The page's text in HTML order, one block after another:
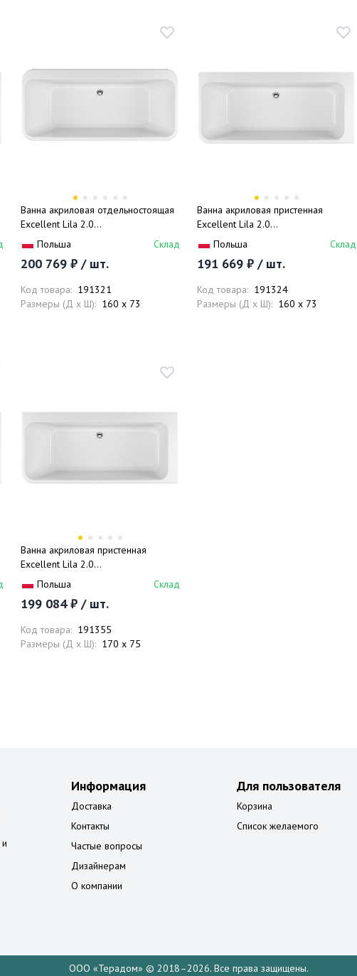
Ванна акриловая отдельностоящая
Excellent Lila 2.0
WAEX.LIL2.160.WHW 160x73
(белый)
Польша Склад
200 769 ₽ / шт.
Код товара: 191321
Размеры (Д x Ш): 160 x 73
Ванна акриловая пристенная
Excellent Lila 2.0
WAEX.LIL2.160.WHP 160x73
(белый), слив-перелив
Польша Склад
191 669 ₽ / шт.
Код товара: 191324
Размеры (Д x Ш): 160 x 73
Ванна акриловая пристенная
Excellent Lila 2.0
WAEX.LIL2.170.WHP 170x75
(белый), слив-перелив
Польша Склад
199 084 ₽ / шт.
Код товара: 191355
Размеры (Д x Ш): 170 x 75
Информация
Доставка
Контакты
Частые вопросы
Дизайнерам
О компании
Для пользователя
Корзина
Список желаемого
ООО «Терадом» © 2018–2026. Все права защищены.